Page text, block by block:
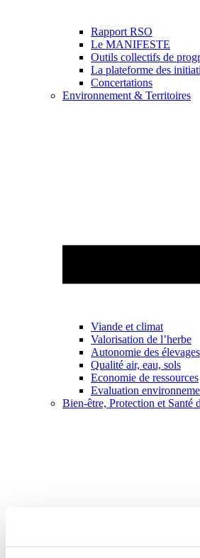
Rapport RSO
Le MANIFESTE
Outils collectifs de
La plateforme des
Concertations
Environnement & Territoires
Viande et climat
Valorisation de l’herbe
Autonomie des élevages
Qualité air, eau, sols
Economie de ressources
Evaluation
Bien-être, Protection et Santé